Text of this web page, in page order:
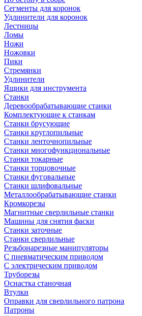
Сегменты для коронок
Удлинители для коронок
Лестницы
Ломы
Ножи
Ножовки
Пики
Стремянки
Удлинители
Ящики для инструмента
Станки
Деревообрабатывающие станки
Комплектующие к станкам
Станки брусующие
Станки круглопильные
Станки ленточнопильные
Станки многофункциональные
Станки токарные
Станки торцовочные
Станки фуговальные
Станки шлифовальные
Металлообрабатывающие станки
Кромкорезы
Магнитные сверлильные станки
Машины для снятия фаски
Станки заточные
Станки сверлильные
Резьбонарезные манипуляторы
С пневматическим приводом
С электрическим приводом
Труборезы
Оснастка станочная
Втулки
Оправки для сверлильного патрона
Патроны